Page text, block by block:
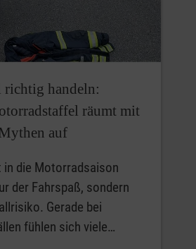
handeln:
räumt mit
auf
in die Motorradsaison
der Fahrspaß, sondern
Gerade bei
fühlen sich viele…